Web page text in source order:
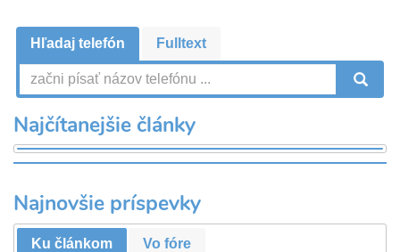
Hľadaj telefón Fulltext
Najčítanejšie články
Najnovšie príspevky
Ku článkom Vo fóre